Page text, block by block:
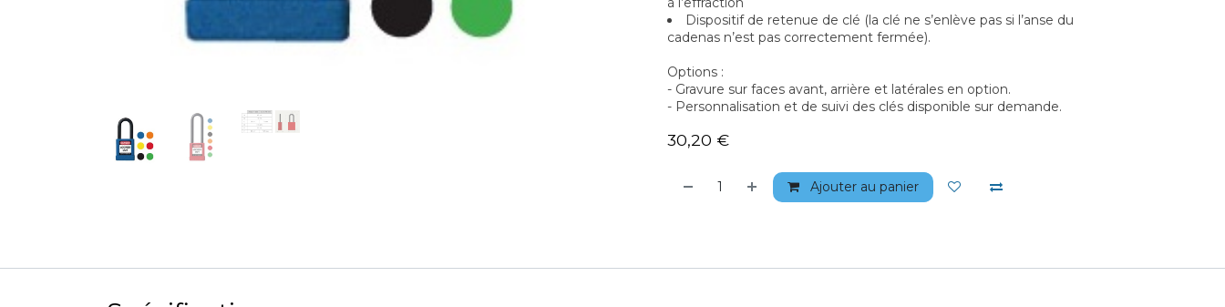
Dispositif de retenue de clé (la clé ne s’enlève pas si l’anse du
cadenas n’est pas correctement fermée).
Options :
- Gravure sur faces avant, arrière et latérales en option.
- Personnalisation et de suivi des clés disponible sur demande.
30,20 €
Ajouter au panier